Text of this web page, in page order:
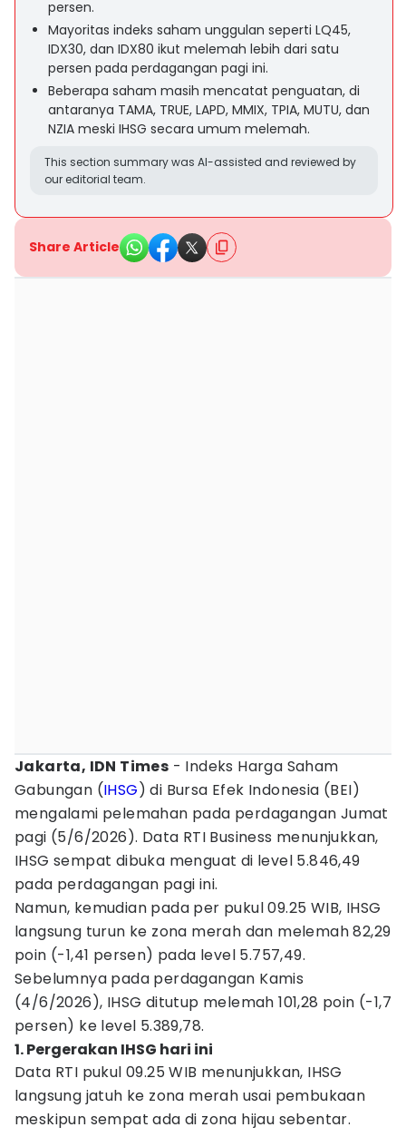
persen.
Mayoritas indeks saham unggulan seperti LQ45,
IDX30, dan IDX80 ikut melemah lebih dari satu
persen pada perdagangan pagi ini.
Beberapa saham masih mencatat penguatan, di
antaranya TAMA, TRUE, LAPD, MMIX, TPIA, MUTU, dan
NZIA meski IHSG secara umum melemah.
This section summary was AI-assisted and reviewed by
our editorial team.
Share Article
Jakarta, IDN Times - Indeks Harga Saham
Gabungan (IHSG) di Bursa Efek Indonesia (BEI)
mengalami pelemahan pada perdagangan Jumat
pagi (5/6/2026). Data RTI Business menunjukkan,
IHSG sempat dibuka menguat di level 5.846,49
pada perdagangan pagi ini.
Namun, kemudian pada per pukul 09.25 WIB, IHSG
langsung turun ke zona merah dan melemah 82,29
poin (-1,41 persen) pada level 5.757,49.
Sebelumnya pada perdagangan Kamis
(4/6/2026), IHSG ditutup melemah 101,28 poin (-1,7
persen) ke level 5.389,78.
1. Pergerakan IHSG hari ini
Data RTI pukul 09.25 WIB menunjukkan, IHSG
langsung jatuh ke zona merah usai pembukaan
meskipun sempat ada di zona hijau sebentar.